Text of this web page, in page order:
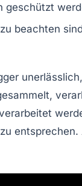
geschützt
beachten